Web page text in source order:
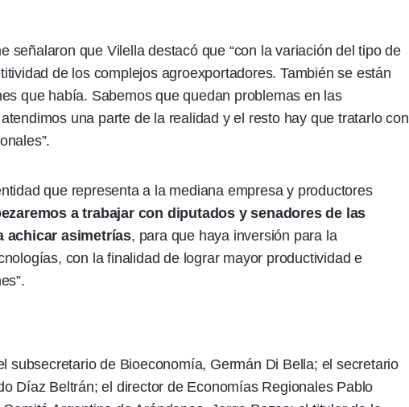
señalaron que Vilella destacó que “con la variación del tipo de
de los complejos agroexportadores. También se están
que había. Sabemos que quedan problemas en las
una parte de la realidad y el resto hay que tratarlo con
que representa a la mediana empresa y productores
a trabajar con diputados y senadores de las
achicar asimetrías, para que haya inversión para la
con la finalidad de lograr mayor productividad e
subsecretario de Bioeconomía, Germán Di Bella; el secretario
Díaz Beltrán; el director de Economías Regionales Pablo